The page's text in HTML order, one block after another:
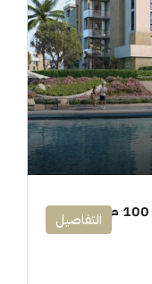
التفاصيل